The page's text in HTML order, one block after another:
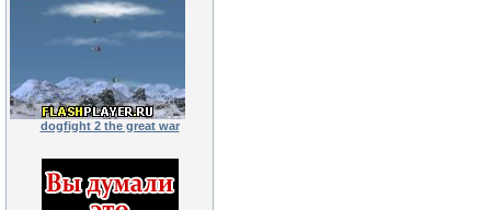
dogfight 2 the great war